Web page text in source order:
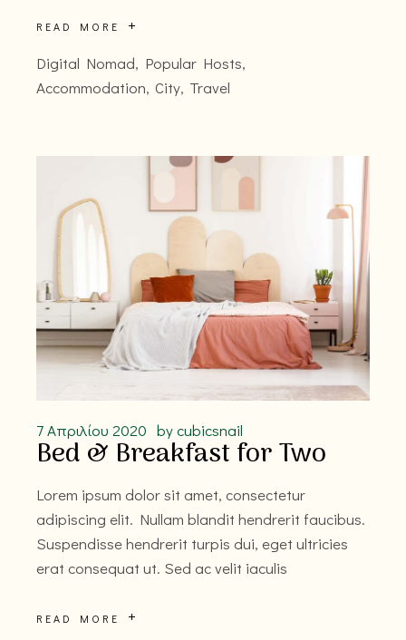
READ MORE
Digital Nomad, Popular Hosts
Accommodation City Travel
7 Απριλίου 2020 bycubicsnail
Bed & Breakfast for Two
Lorem ipsum dolor sit amet, consectetur
adipiscing elit. Nullam blandit hendrerit faucibus.
Suspendisse hendrerit turpis dui, eget ultricies
erat consequat ut. Sed ac velit iaculis
READ MORE